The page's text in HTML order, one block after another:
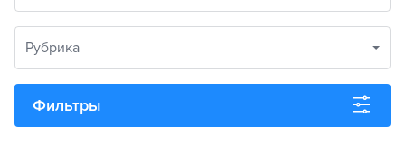
Рубрика
Фильтры